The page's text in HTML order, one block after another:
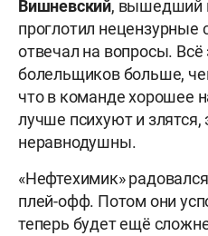
Вишневский, вышедший
проглотил нецензурные
отвечал на вопросы. Всё
болельщиков больше,
что в команде хорошее
лучше психуют и злятся,
неравнодушны.
«Нефтехимик»
плей-офф. Потом они
теперь будет ещё